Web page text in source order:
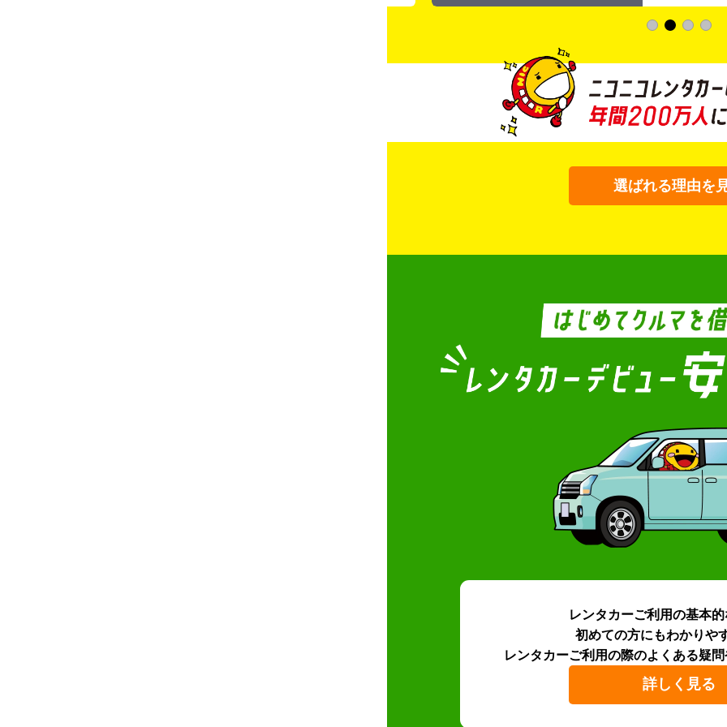
選ばれる理由を
レンタカーご利用の基本
初めての方にもわかりや
レンタカーご利用の際のよくある疑問
詳しく見る